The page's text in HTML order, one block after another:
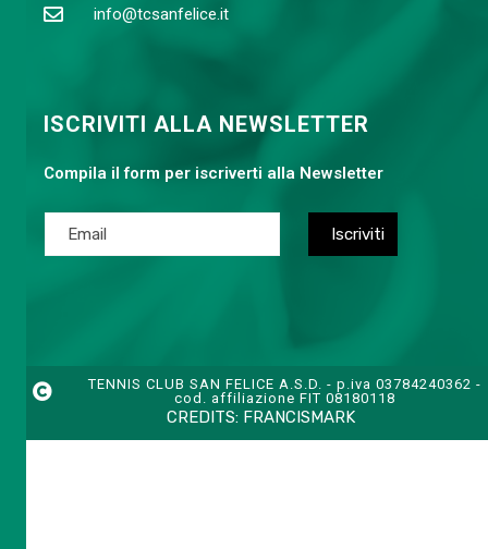
info@tcsanfelice.it
ISCRIVITI ALLA NEWSLETTER
Compila il form per iscriverti alla Newsletter
TENNIS CLUB SAN FELICE A.S.D. - p.iva 03784240362 -
cod. affiliazione FIT 08180118
CREDITS: FRANCISMARK